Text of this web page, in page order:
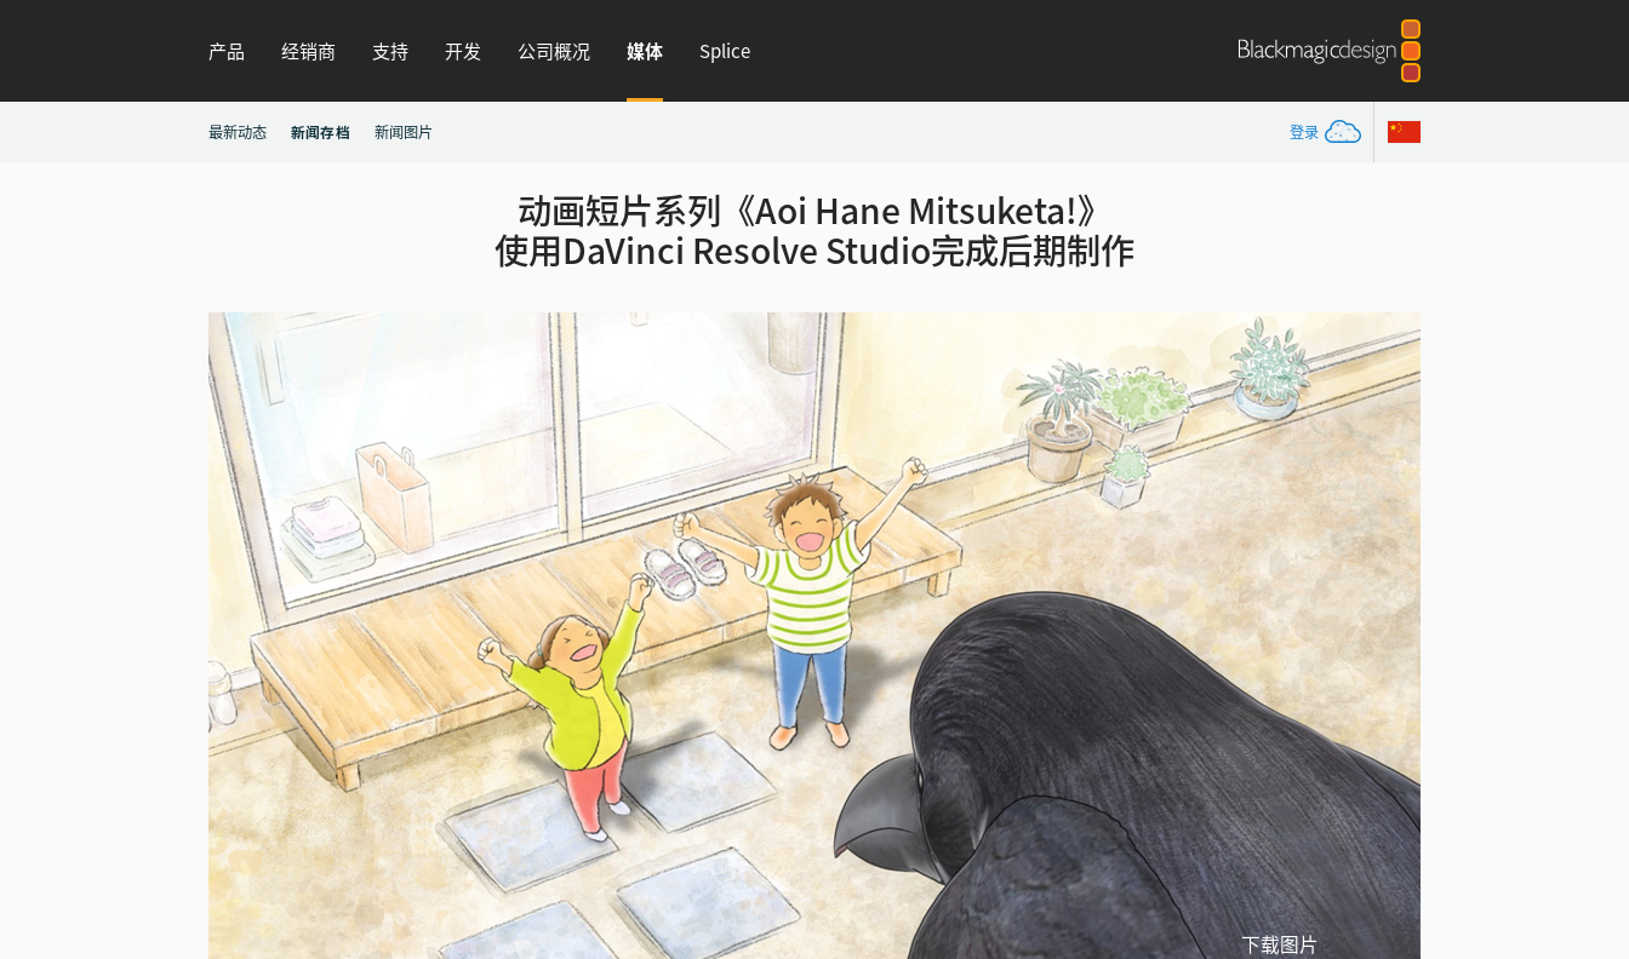
产品 经销商 支持 开发 公司概况 媒体 Splice
登录
最新动态 新闻存档 新闻图片
动画短片系列《Aoi Hane Mitsuketa!》
使用DaVinci Resolve Studio完成后期制作
下载图片